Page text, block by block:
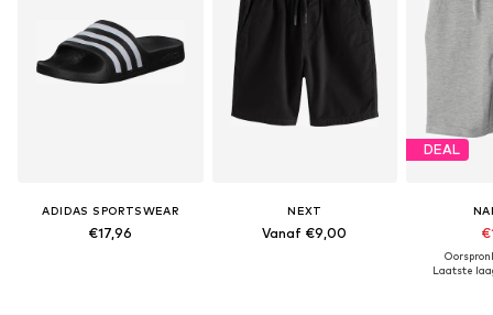
ADIDAS SPORTSWEAR
€17,96
NEXT
Vanaf €9,00
DEAL
Laatste